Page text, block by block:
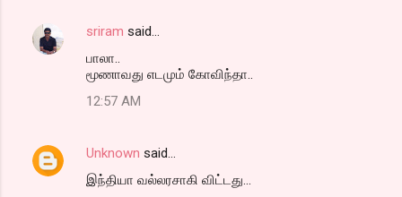
sriram said…
பாலா..
மூணாவது எடமும் கோவிந்தா..
12:57 AM
Unknown said…
இந்தியா வல்லரசாகி விட்டது...